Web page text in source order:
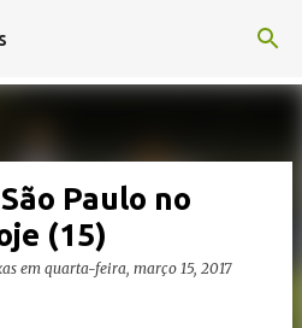
conteúdo principal
Paulo no
(15)
em quarta-feira, março 15, 2017